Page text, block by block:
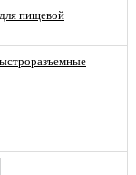
пищевой